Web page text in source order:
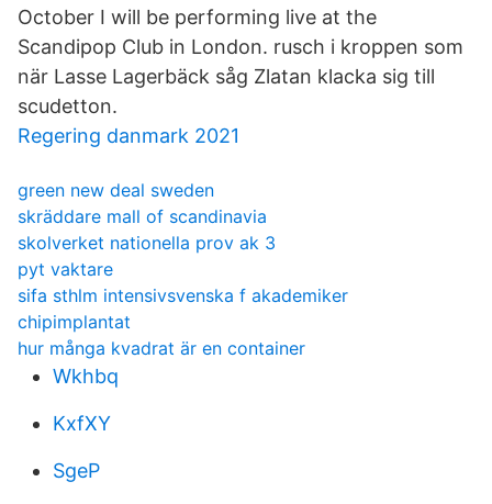
October I will be performing live at the
Scandipop Club in London. rusch i kroppen som
när Lasse Lagerbäck såg Zlatan klacka sig till
scudetton.
Regering danmark 2021
green new deal sweden
skräddare mall of scandinavia
skolverket nationella prov ak 3
pyt vaktare
sifa sthlm intensivsvenska f akademiker
chipimplantat
hur många kvadrat är en container
Wkhbq
KxfXY
SgeP